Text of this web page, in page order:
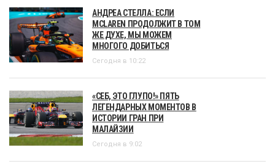
АНДРЕА СТЕЛЛА: ЕСЛИ
MCLAREN ПРОДОЛЖИТ В ТОМ
ЖЕ ДУХЕ, МЫ МОЖЕМ
МНОГОГО ДОБИТЬСЯ
Сегодня в 10:22
«СЕБ, ЭТО ГЛУПО!» ПЯТЬ
ЛЕГЕНДАРНЫХ МОМЕНТОВ В
ИСТОРИИ ГРАН ПРИ
МАЛАЙЗИИ
Сегодня в 9:02